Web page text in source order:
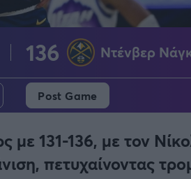
136 Ντένβερ
Post Game
131-136, με τον
πετυχαίνοντας